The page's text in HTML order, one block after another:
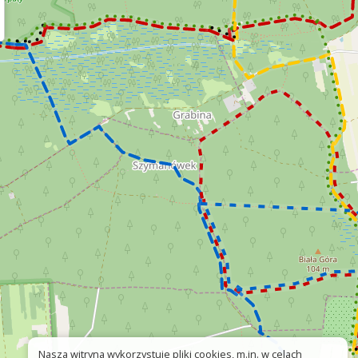
Nasza witryna wykorzystuje pliki cookies, m.in. w celach